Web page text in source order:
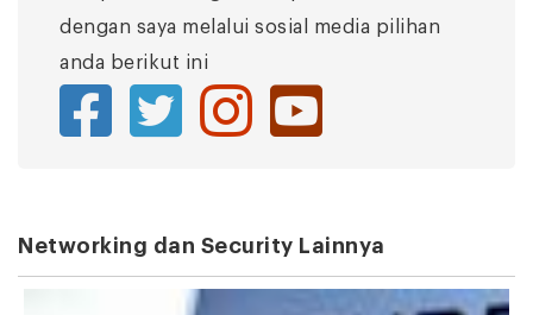
dengan saya melalui sosial media pilihan
anda berikut ini
Networking dan Security Lainnya